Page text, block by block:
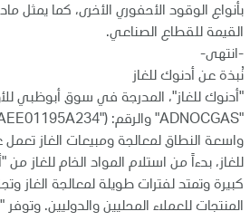
بأنواع الوقود الأحفوري الأخرى، كما يمثل
القيمة للقطاع الصناعي.
-انتهى-
نُبذة عن أدنوك للغاز
"أدنوك للغاز"، المدرجة في سوق أبوظبي
واسعة النطاق لمعالجة ومبيعات الغاز
للغاز، بدءاً من استلام المواد الخام للغاز
كبيرة وتمتد لفترات طويلة لمعالجة الغاز